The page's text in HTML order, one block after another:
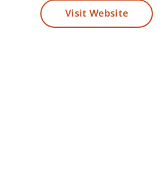
Visit Website